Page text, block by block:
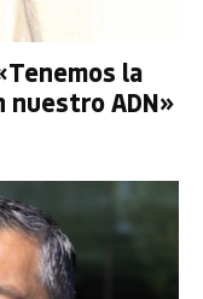
la
ADN»